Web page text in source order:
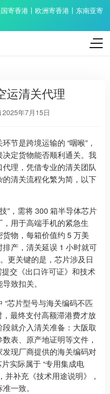
寄香港丨欧洲寄香港丨东南亚寄
运清关代理
2025年7月15日
节是跨境运输的 “咽喉”，
定货物能否顺利通关。我
理，凭借专业的清关团队
清关流程化繁为简，以下
”，需将 300 箱半导体芯片
用于高端手机的紧急生
物，每箱价值约 5 万美
产，清关延误 1 小时就可
更关键的是，芯片涉及日
交《出口许可证》和技术
致扣关。
芯片型号与海关编码不匹
最终支付高额滞港费才放
就介入清关准备：大阪取
表、原产地证明等文件，
现厂商提供的海关编码对
实际属于 “专用集成电
并补充《技术用途说明》，
一致。